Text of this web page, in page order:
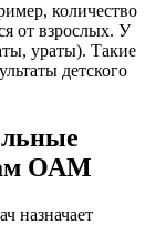
количество
от взрослых. У
ураты). Такие
детского
ОАМ
назначает